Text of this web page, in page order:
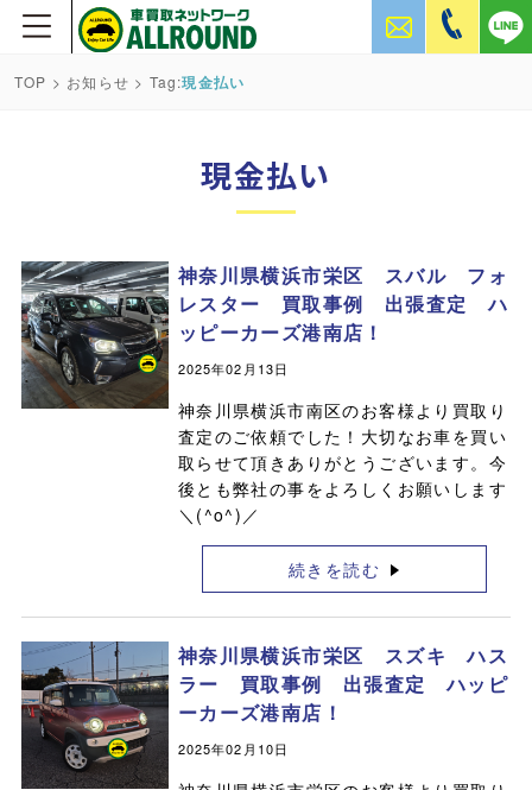
TOP > お知らせ > Tag:現金払い
現金払い
神奈川県横浜市栄区 スバル フォ
レスター 買取事例 出張査定 ハ
ッピーカーズ港南店！
2025年02月13日
神奈川県横浜市南区のお客様より買取り
査定のご依頼でした！大切なお車を買い
取らせて頂きありがとうございます。今
後とも弊社の事をよろしくお願いします
＼(^o^)／
続きを読む
神奈川県横浜市栄区 スズキ ハス
ラー 買取事例 出張査定 ハッピ
ーカーズ港南店！
2025年02月10日